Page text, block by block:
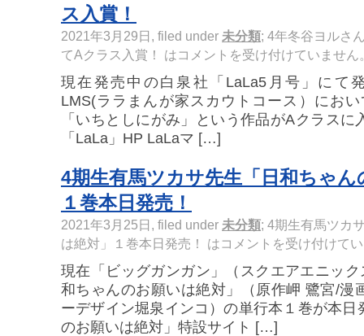
ス入賞！
2021年3月29日, filed under 未分類; 4年冬谷ヨルさ
てAクラス入賞！ はコメントを受け付けていません
現在発売中の白泉社「LaLa5月号」にて
LMS(ララまんが家スカウトコース）にお
「いちとしにがみ」という作品がAクラス
「LaLa」HP LaLaマ […]
4期生有馬ツカサ先生「日和ちゃ
１巻本日発売！
2021年3月25日, filed under 未分類; 4期生有馬ツカ
は絶対」１巻本日発売！ はコメントを受け付けて
現在「ビッグガンガン」（スクエアエニッ
和ちゃんのお願いは絶対」（原作岬 鷺宮/漫
ーデザイン堀泉インコ）の単行本１巻が本
のお願いは絶対」特設サイト […]